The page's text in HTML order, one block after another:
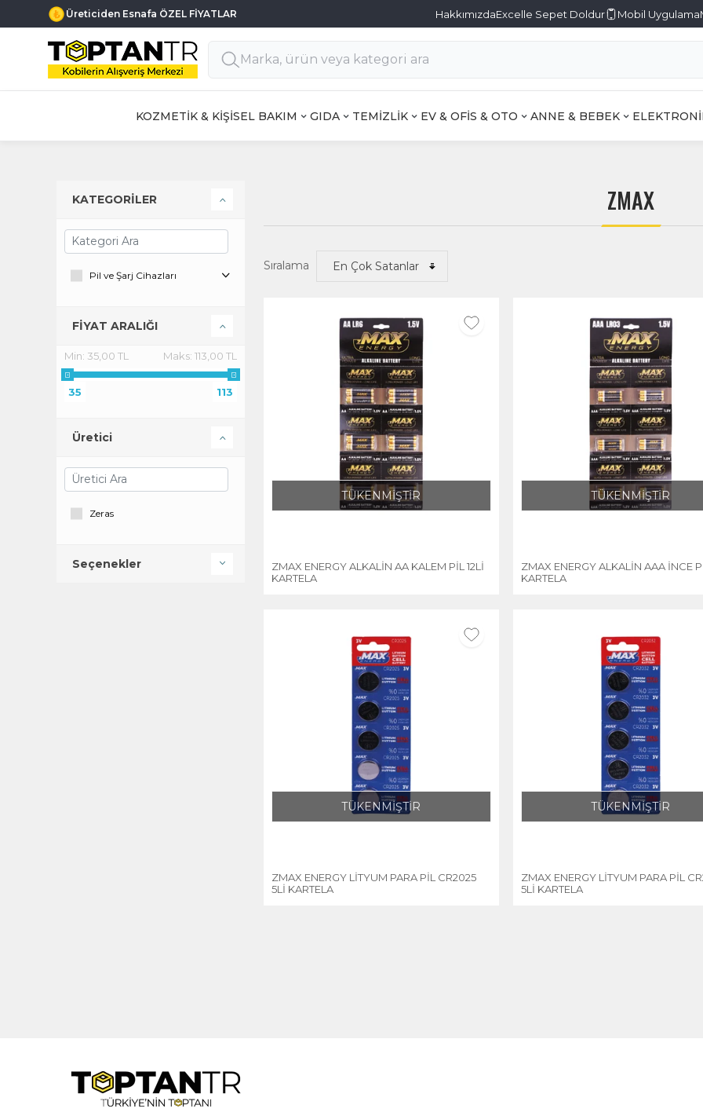
Üreticiden Esnafa ÖZEL FİYATLAR HakkımızdaExcelle Sepet Doldur Mobil Uygulama
KOZMETİK & KİŞİSEL BAKIM GIDA TEMİZLİK EV & OFİS & OTO ANNE & BEBEK
ZMAX
Sıralama
TÜKENMİŞTİR
ZMAX ENERGY ALKALİN AA KALEM PİL 12Lİ
KARTELA
TÜKENMİŞTİR
ZMAX ENERGY ALKALİN AAA İNCE
KARTELA
TÜKENMİŞTİR
ZMAX ENERGY LİTYUM PARA PİL CR2025
5Lİ KARTELA
TÜKENMİŞTİR
ZMAX ENERGY LİTYUM PARA PİL
5Lİ KARTELA
KATEGORİLER
Pil ve Şarj Cihazları
FİYAT ARALIĞI
Min: 35,00 TL Maks: 113,00 TL
35 113
Üretici
Zeras
Seçenekler